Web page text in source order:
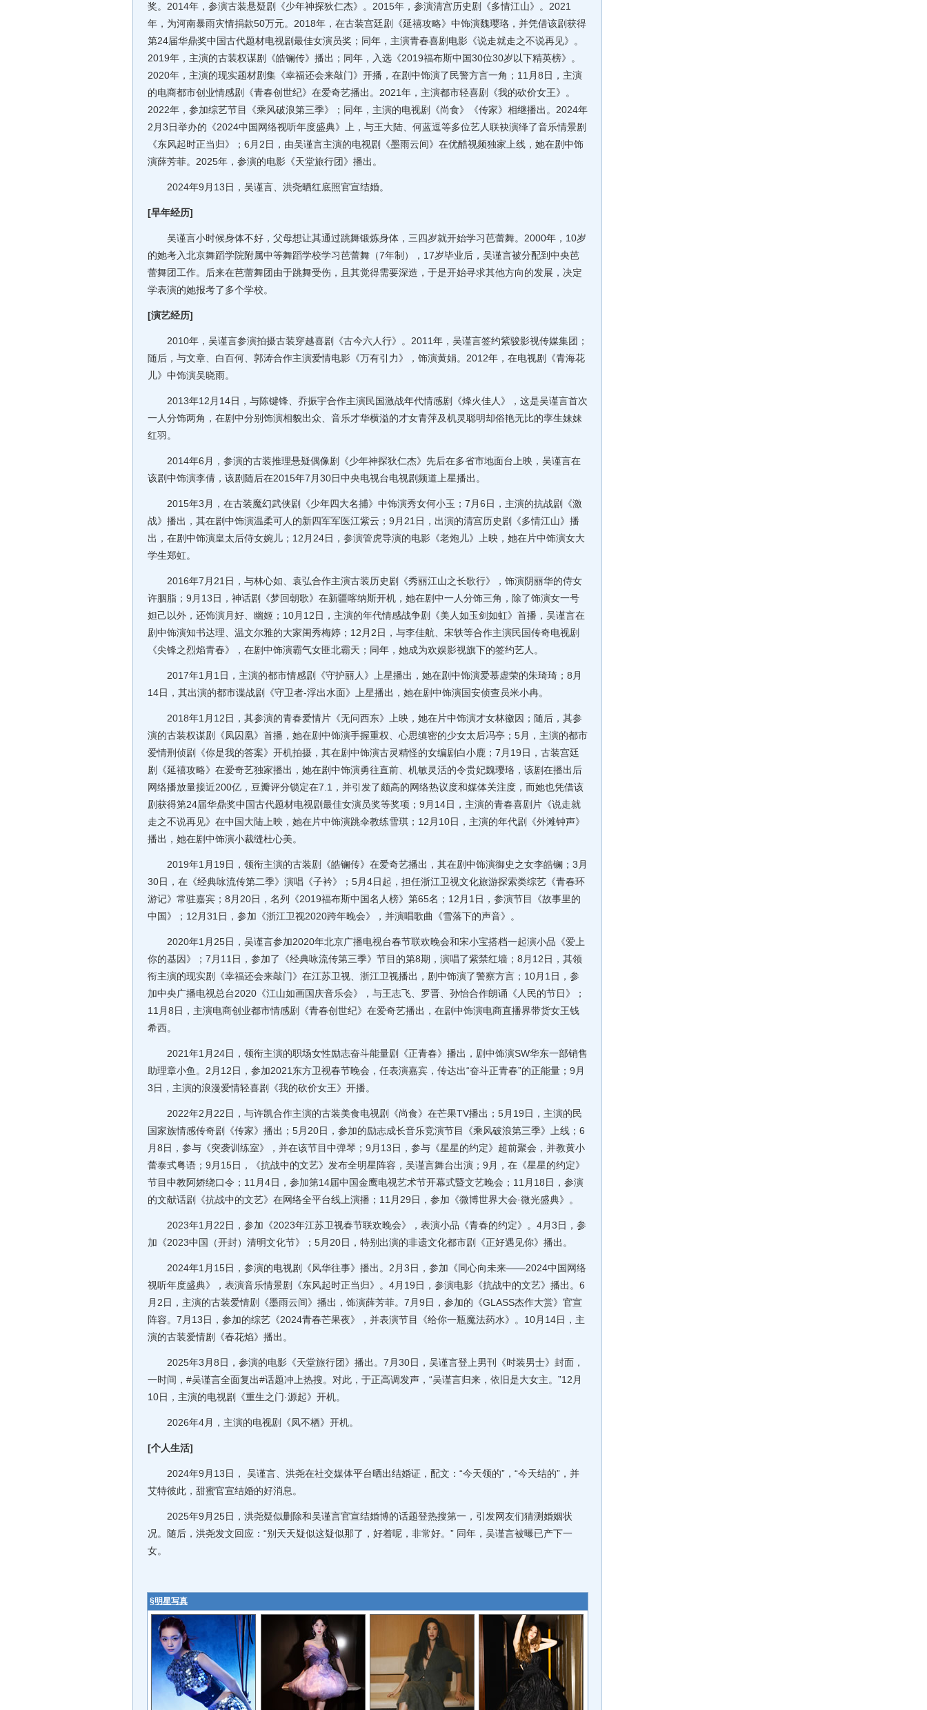
奖。2014年，参演古装悬疑剧《少年神探狄仁杰》。2015年，参演清宫历史剧《多情江山》。2021
年，为河南暴雨灾情捐款50万元。2018年，在古装宫廷剧《延禧攻略》中饰演魏璎珞，并凭借该剧获得
第24届华鼎奖中国古代题材电视剧最佳女演员奖；同年，主演青春喜剧电影《说走就走之不说再见》。
2019年，主演的古装权谋剧《皓镧传》播出；同年，入选《2019福布斯中国30位30岁以下精英榜》。
2020年，主演的现实题材剧集《幸福还会来敲门》开播，在剧中饰演了民警方言一角；11月8日，主演
的电商都市创业情感剧《青春创世纪》在爱奇艺播出。2021年，主演都市轻喜剧《我的砍价女王》。
2022年，参加综艺节目《乘风破浪第三季》；同年，主演的电视剧《尚食》《传家》相继播出。2024年
2月3日举办的《2024中国网络视听年度盛典》上，与王大陆、何蓝逗等多位艺人联袂演绎了音乐情景剧
《东风起时正当归》；6月2日，由吴谨言主演的电视剧《墨雨云间》在优酷视频独家上线，她在剧中饰
演薛芳菲。2025年，参演的电影《天堂旅行团》播出。
2024年9月13日，吴谨言、洪尧晒红底照官宣结婚。
[早年经历]
吴谨言小时候身体不好，父母想让其通过跳舞锻炼身体，三四岁就开始学习芭蕾舞。2000年，10岁
的她考入北京舞蹈学院附属中等舞蹈学校学习芭蕾舞（7年制），17岁毕业后，吴谨言被分配到中央芭
蕾舞团工作。后来在芭蕾舞团由于跳舞受伤，且其觉得需要深造，于是开始寻求其他方向的发展，决定
学表演的她报考了多个学校。
[演艺经历]
2010年，吴谨言参演拍摄古装穿越喜剧《古今六人行》。2011年，吴谨言签约紫骏影视传媒集团；
随后，与文章、白百何、郭涛合作主演爱情电影《万有引力》，饰演黄娟。2012年，在电视剧《青海花
儿》中饰演吴晓雨。
2013年12月14日，与陈键锋、乔振宇合作主演民国激战年代情感剧《烽火佳人》，这是吴谨言首次
一人分饰两角，在剧中分别饰演相貌出众、音乐才华横溢的才女青萍及机灵聪明却俗艳无比的孪生妹妹
红羽。
2014年6月，参演的古装推理悬疑偶像剧《少年神探狄仁杰》先后在多省市地面台上映，吴谨言在
该剧中饰演李倩，该剧随后在2015年7月30日中央电视台电视剧频道上星播出。
2015年3月，在古装魔幻武侠剧《少年四大名捕》中饰演秀女何小玉；7月6日，主演的抗战剧《激
战》播出，其在剧中饰演温柔可人的新四军军医江紫云；9月21日，出演的清宫历史剧《多情江山》播
出，在剧中饰演皇太后侍女婉儿；12月24日，参演管虎导演的电影《老炮儿》上映，她在片中饰演女大
学生郑虹。
2016年7月21日，与林心如、袁弘合作主演古装历史剧《秀丽江山之长歌行》，饰演阴丽华的侍女
许胭脂；9月13日，神话剧《梦回朝歌》在新疆喀纳斯开机，她在剧中一人分饰三角，除了饰演女一号
妲己以外，还饰演月好、幽姬；10月12日，主演的年代情感战争剧《美人如玉剑如虹》首播，吴谨言在
剧中饰演知书达理、温文尔雅的大家闺秀梅婷；12月2日，与李佳航、宋轶等合作主演民国传奇电视剧
《尖锋之烈焰青春》，在剧中饰演霸气女匪北霸天；同年，她成为欢娱影视旗下的签约艺人。
2017年1月1日，主演的都市情感剧《守护丽人》上星播出，她在剧中饰演爱慕虚荣的朱琦琦；8月
14日，其出演的都市谍战剧《守卫者-浮出水面》上星播出，她在剧中饰演国安侦查员米小冉。
2018年1月12日，其参演的青春爱情片《无问西东》上映，她在片中饰演才女林徽因；随后，其参
演的古装权谋剧《凤囚凰》首播，她在剧中饰演手握重权、心思缜密的少女太后冯亭；5月，主演的都市
爱情刑侦剧《你是我的答案》开机拍摄，其在剧中饰演古灵精怪的女编剧白小鹿；7月19日，古装宫廷
剧《延禧攻略》在爱奇艺独家播出，她在剧中饰演勇往直前、机敏灵活的令贵妃魏璎珞，该剧在播出后
网络播放量接近200亿，豆瓣评分锁定在7.1，并引发了颇高的网络热议度和媒体关注度，而她也凭借该
剧获得第24届华鼎奖中国古代题材电视剧最佳女演员奖等奖项；9月14日，主演的青春喜剧片《说走就
走之不说再见》在中国大陆上映，她在片中饰演跳伞教练雪琪；12月10日，主演的年代剧《外滩钟声》
播出，她在剧中饰演小裁缝杜心美。
2019年1月19日，领衔主演的古装剧《皓镧传》在爱奇艺播出，其在剧中饰演御史之女李皓镧；3月
30日，在《经典咏流传第二季》演唱《子衿》；5月4日起，担任浙江卫视文化旅游探索类综艺《青春环
游记》常驻嘉宾；8月20日，名列《2019福布斯中国名人榜》第65名；12月1日，参演节目《故事里的
中国》；12月31日，参加《浙江卫视2020跨年晚会》，并演唱歌曲《雪落下的声音》。
2020年1月25日，吴谨言参加2020年北京广播电视台春节联欢晚会和宋小宝搭档一起演小品《爱上
你的基因》；7月11日，参加了《经典咏流传第三季》节目的第8期，演唱了紫禁红墙；8月12日，其领
衔主演的现实剧《幸福还会来敲门》在江苏卫视、浙江卫视播出，剧中饰演了警察方言；10月1日，参
加中央广播电视总台2020《江山如画国庆音乐会》，与王志飞、罗晋、孙怡合作朗诵《人民的节日》；
11月8日，主演电商创业都市情感剧《青春创世纪》在爱奇艺播出，在剧中饰演电商直播界带货女王钱
希西。
2021年1月24日，领衔主演的职场女性励志奋斗能量剧《正青春》播出，剧中饰演SW华东一部销售
助理章小鱼。2月12日，参加2021东方卫视春节晚会，任表演嘉宾，传达出“奋斗正青春”的正能量；9月
3日，主演的浪漫爱情轻喜剧《我的砍价女王》开播。
2022年2月22日，与许凯合作主演的古装美食电视剧《尚食》在芒果TV播出；5月19日，主演的民
国家族情感传奇剧《传家》播出；5月20日，参加的励志成长音乐竞演节目《乘风破浪第三季》上线；6
月8日，参与《突袭训练室》，并在该节目中弹琴；9月13日，参与《星星的约定》超前聚会，并教黄小
蕾泰式粤语；9月15日，《抗战中的文艺》发布全明星阵容，吴谨言舞台出演；9月，在《星星的约定》
节目中教阿娇绕口令；11月4日，参加第14届中国金鹰电视艺术节开幕式暨文艺晚会；11月18日，参演
的文献话剧《抗战中的文艺》在网络全平台线上演播；11月29日，参加《微博世界大会·微光盛典》。
2023年1月22日，参加《2023年江苏卫视春节联欢晚会》，表演小品《青春的约定》。4月3日，参
加《2023中国（开封）清明文化节》；5月20日，特别出演的非遗文化都市剧《正好遇见你》播出。
2024年1月15日，参演的电视剧《风华往事》播出。2月3日，参加《同心向未来——2024中国网络
视听年度盛典》，表演音乐情景剧《东风起时正当归》。4月19日，参演电影《抗战中的文艺》播出。6
月2日，主演的古装爱情剧《墨雨云间》播出，饰演薛芳菲。7月9日，参加的《GLASS杰作大赏》官宣
阵容。7月13日，参加的综艺《2024青春芒果夜》，并表演节目《给你一瓶魔法药水》。10月14日，主
演的古装爱情剧《春花焰》播出。
2025年3月8日，参演的电影《天堂旅行团》播出。7月30日，吴谨言登上男刊《时装男士》封面，
一时间，#吴谨言全面复出#话题冲上热搜。对此，于正高调发声，“吴谨言归来，依旧是大女主。”12月
10日，主演的电视剧《重生之门·源起》开机。
2026年4月，主演的电视剧《凤不栖》开机。
[个人生活]
2024年9月13日， 吴谨言、洪尧在社交媒体平台晒出结婚证，配文：“今天领的”，“今天结的”，并
艾特彼此，甜蜜官宣结婚的好消息。
2025年9月25日，洪尧疑似删除和吴谨言官宣结婚博的话题登热搜第一，引发网友们猜测婚姻状
况。随后，洪尧发文回应：“别天天疑似这疑似那了，好着呢，非常好。” 同年，吴谨言被曝已产下一
女。
§明星写真